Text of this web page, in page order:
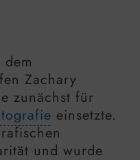
Zachary
zunächst für
einsetzte.
und wurde